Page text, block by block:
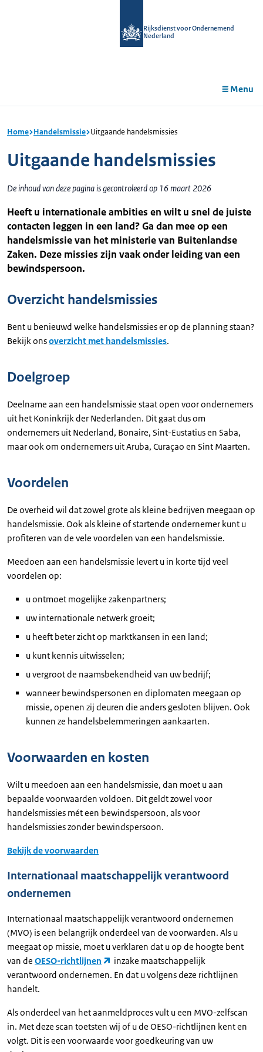
Rijksdienst voor Ondernemend
Nederland
Menu
Home Handelsmissie Uitgaande handelsmissies
Uitgaande handelsmissies
De inhoud van deze pagina is gecontroleerd op 16 maart 2026
Heeft u internationale ambities en wilt u snel de juiste
contacten leggen in een land? Ga dan mee op een
handelsmissie van het ministerie van Buitenlandse
Zaken. Deze missies zijn vaak onder leiding van een
bewindspersoon.
Overzicht handelsmissies
Bent u benieuwd welke handelsmissies er op de planning staan?
Bekijk onsoverzicht met handelsmissies.
Doelgroep
Deelname aan een handelsmissie staat open voor ondernemers
uit het Koninkrijk der Nederlanden. Dit gaat dus om
ondernemers uit Nederland, Bonaire, Sint-Eustatius en Saba,
maar ook om ondernemers uit Aruba, Curaçao en Sint Maarten.
Voordelen
De overheid wil dat zowel grote als kleine bedrijven meegaan op
handelsmissie. Ook als kleine of startende ondernemer kunt u
profiteren van de vele voordelen van een handelsmissie.
Meedoen aan een handelsmissie levert u in korte tijd veel
voordelen op:
u ontmoet mogelijke zakenpartners;
uw internationale netwerk groeit;
u heeft beter zicht op marktkansen in een land;
u kunt kennis uitwisselen;
u vergroot de naamsbekendheid van uw bedrijf;
wanneer bewindspersonen en diplomaten meegaan op
missie, openen zij deuren die anders gesloten blijven. Ook
kunnen ze handelsbelemmeringen aankaarten.
Voorwaarden en kosten
Wilt u meedoen aan een handelsmissie, dan moet u aan
bepaalde voorwaarden voldoen. Dit geldt zowel voor
handelsmissies mét een bewindspersoon, als voor
handelsmissies zonder bewindspersoon.
Bekijk de voorwaarden
Internationaal maatschappelijk verantwoord
ondernemen
Internationaal maatschappelijk verantwoord ondernemen
(MVO) is een belangrijk onderdeel van de voorwarden. Als u
meegaat op missie, moet u verklaren dat u op de hoogte bent
van de OESO-richtlijnen
inzake maatschappelijk
verantwoord ondernemen. En dat u volgens deze richtlijnen
handelt.
Als onderdeel van het aanmeldproces vult u een MVO-zelfscan
in. Met deze scan toetsten wij of u de OESO-richtlijnen kent en
volgt. Dit is een voorwaarde voor goedkeuring van uw